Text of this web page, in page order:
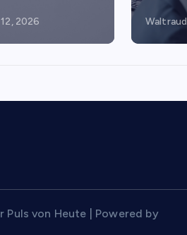
2026 Waltraud
von Heute | Powered by